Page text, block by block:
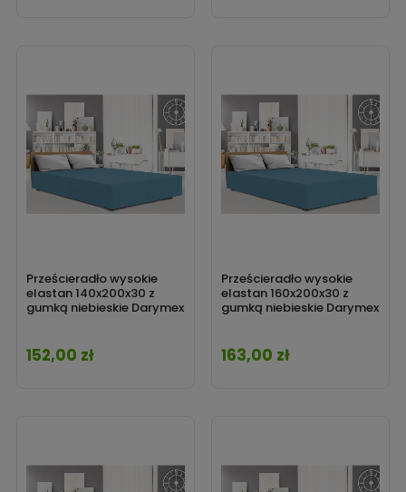
Prześcieradło wysokie
elastan 140x200x30 z
gumką niebieskie Darymex
Cena
152,00 zł
Prześcieradło wysokie
elastan 160x200x30 z
gumką niebieskie Darymex
Cena
163,00 zł